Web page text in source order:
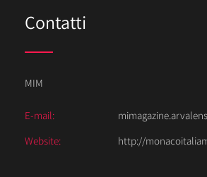
Contatti
MIM
E-mail:
Website:
http://